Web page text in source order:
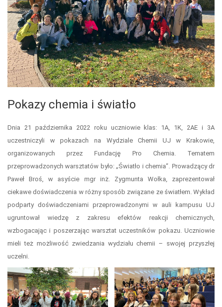
Pokazy chemia i światło
Dnia 21 października 2022 roku uczniowie klas: 1A, 1K, 2AE i 3A
uczestniczyli w pokazach na Wydziale Chemii UJ w Krakowie,
organizowanych przez Fundację Pro Chemia. Tematem
przeprowadzonych warsztatów było: „Światło i chemia”. Prowadzący dr
Paweł Broś, w asyście mgr inż. Zygmunta Wołka, zaprezentował
ciekawe doświadczenia w różny sposób związane ze światłem. Wykład
podparty doświadczeniami przeprowadzonymi w auli kampusu UJ
ugruntował wiedzę z zakresu efektów reakcji chemicznych,
wzbogacając i poszerzając warsztat uczestników pokazu. Uczniowie
mieli też możliwość zwiedzania wydziału chemii – swojej przyszłej
uczelni.